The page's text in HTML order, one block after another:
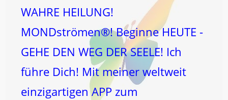
WAHRE HEILUNG!
MONDströmen®! Beginne HEUTE -
GEHE DEN WEG DER SEELE! Ich
führe Dich! Mit meiner weltweit
einzigartigen APP zum